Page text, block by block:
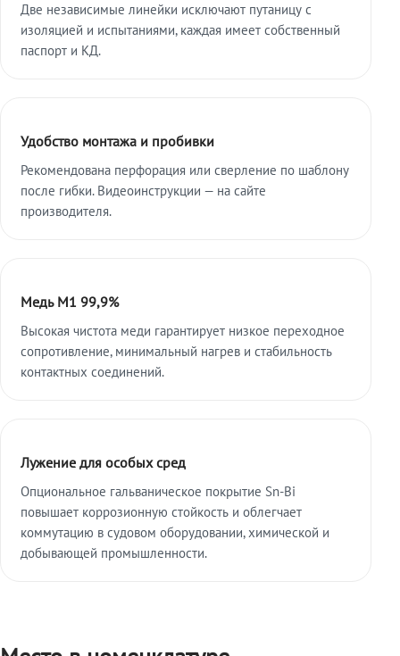
Две независимые линейки исключают путаницу с
изоляцией и испытаниями, каждая имеет собственный
паспорт и КД.
Удобство монтажа и пробивки
Рекомендована перфорация или сверление по шаблону
после гибки. Видеоинструкции — на сайте
производителя.
Медь М1 99,9%
Высокая чистота меди гарантирует низкое переходное
сопротивление, минимальный нагрев и стабильность
контактных соединений.
Лужение для особых сред
Опциональное гальваническое покрытие Sn-Bi
повышает коррозионную стойкость и облегчает
коммутацию в судовом оборудовании, химической и
добывающей промышленности.